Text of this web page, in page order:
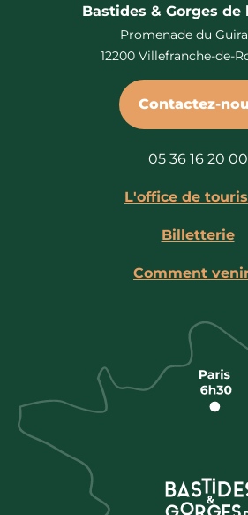
Bastides & Gorges de
Promenade du
12200 Villefranche-de-
Contactez-
05 36 16 20 00
L'office de
Billetterie
Comment